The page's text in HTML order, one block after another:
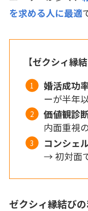
を求める人に最適
【ゼクシィ縁
婚活成功
ーが半年
価値観診
内面重視
コンシェ
→ 初対面
ゼクシィ縁結び